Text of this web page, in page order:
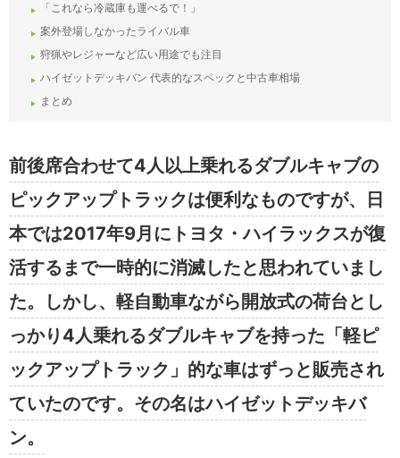
「これなら冷蔵庫も運べるで！」
案外登場しなかったライバル車
狩猟やレジャーなど広い用途でも注目
ハイゼットデッキバン 代表的なスペックと中古車相場
まとめ
前後席合わせて4人以上乗れるダブルキャブの
ピックアップトラックは便利なものですが、日
本では2017年9月にトヨタ・ハイラックスが復
活するまで一時的に消滅したと思われていまし
た。しかし、軽自動車ながら開放式の荷台とし
っかり4人乗れるダブルキャブを持った「軽ピ
ックアップトラック」的な車はずっと販売され
ていたのです。その名はハイゼットデッキバ
ン。